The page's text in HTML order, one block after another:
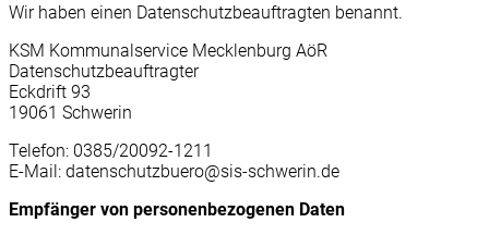
Wir haben einen Datenschutzbeauftragten benannt.
KSM Kommunalservice Mecklenburg AöR
Datenschutzbeauftragter
Eckdrift 93
19061 Schwerin
Telefon: 0385/20092-1211
E-Mail: datenschutzbuero@sis-schwerin.de
Empfänger von personenbezogenen Daten